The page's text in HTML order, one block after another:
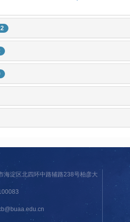
海淀区北四环中路辅路238号柏彦大